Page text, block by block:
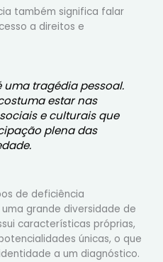
também significa falar
a direitos e
uma tragédia pessoal.
estar nas
e culturais que
plena das
de deficiência
grande diversidade de
características próprias,
únicas, o que
a um diagnóstico.